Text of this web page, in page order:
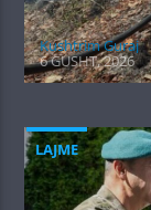
Kushtrim Guraj
6 GUSHT, 2026
LAJME